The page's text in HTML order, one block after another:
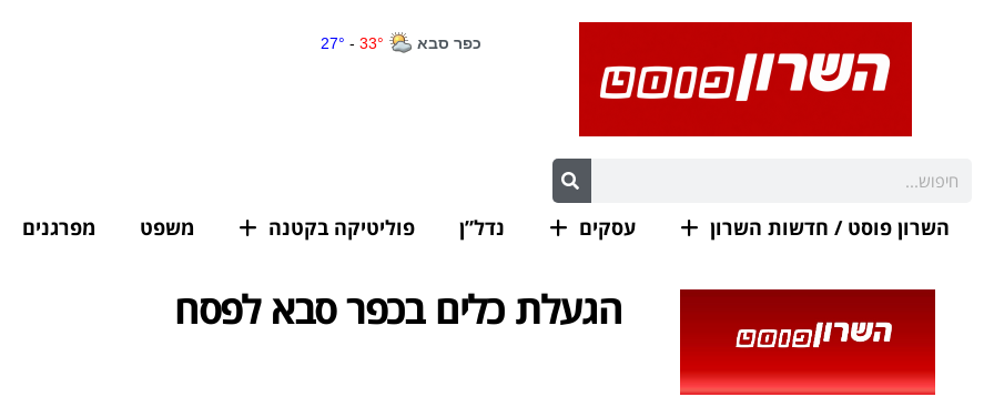
השרון פוסט / חדשות השרון עסקים נדל”ן פוליטיקה בקטנה משפט מפרגנים
הגעלת כלים בכפר סבא לפסח